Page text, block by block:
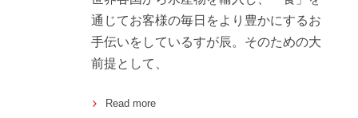
通じてお客様の毎日をより豊かにするお
手伝いをしているすが辰。そのための大
前提として、
Read more